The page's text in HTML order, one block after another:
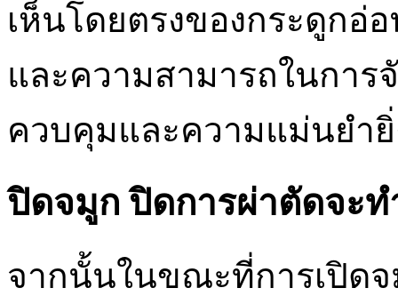
เห็นโดยตรงของกระดูกอ่
และความสามารถในการ
ควบคุมและความแม่นยำ
ปิดจมูก ปิดการผ่าตัดจะ
จากนั้นในขณะที่การเปิด